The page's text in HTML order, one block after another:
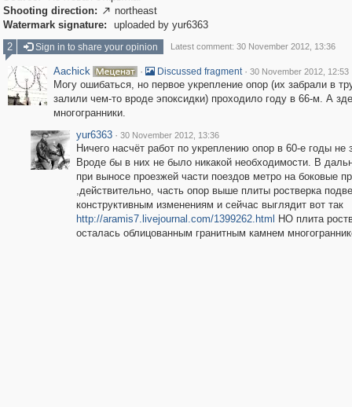
Shooting direction:  northeast
Watermark signature:
uploaded by yur6363
2
Sign in to share your opinion Latest comment: 30 November 2012, 13:36
Aachick · Discussed fragment · 30 November 2012, 12:53
Могу ошибаться, но первое укрепление опор (их забрали в
залили чем-то вроде эпоксидки) проходило году в 66-м. А
многогранники.
yur6363 · 30 November 2012, 13:36
Ничего насчёт работ по укреплению опор в 60-е годы не
Вроде бы в них не было никакой необходимости. В
при выносе проезжей части поездов метро на боковые
,действительно, часть опор выше плиты ростверка
конструктивным изменениям и сейчас выглядит вот так
http://aramis7.livejournal.com/1399262.html
НО плита
осталась облицованным гранитным камнем